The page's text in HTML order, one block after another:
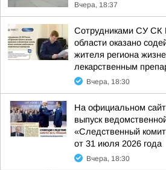
Вчера, 18:37
Сотрудниками СУ СК
области оказано
жителя региона
лекарственным
Вчера, 18:30
На официальном
выпуск
«Следственный
от 31 июля 2026 года
Вчера, 18:30